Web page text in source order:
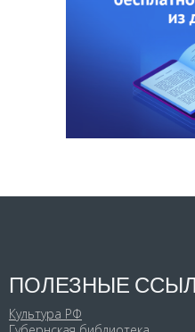
ПОЛЕЗНЫЕ
Культура РФ